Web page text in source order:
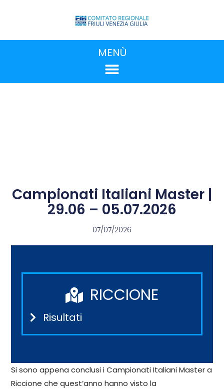
MENÙ
Campionati Italiani Master |
29.06 – 05.07.2026
07/07/2026
RICCIONE
Risultati
Si sono appena conclusi i Campionati Italiani Master a
Riccione che quest’anno hanno visto la